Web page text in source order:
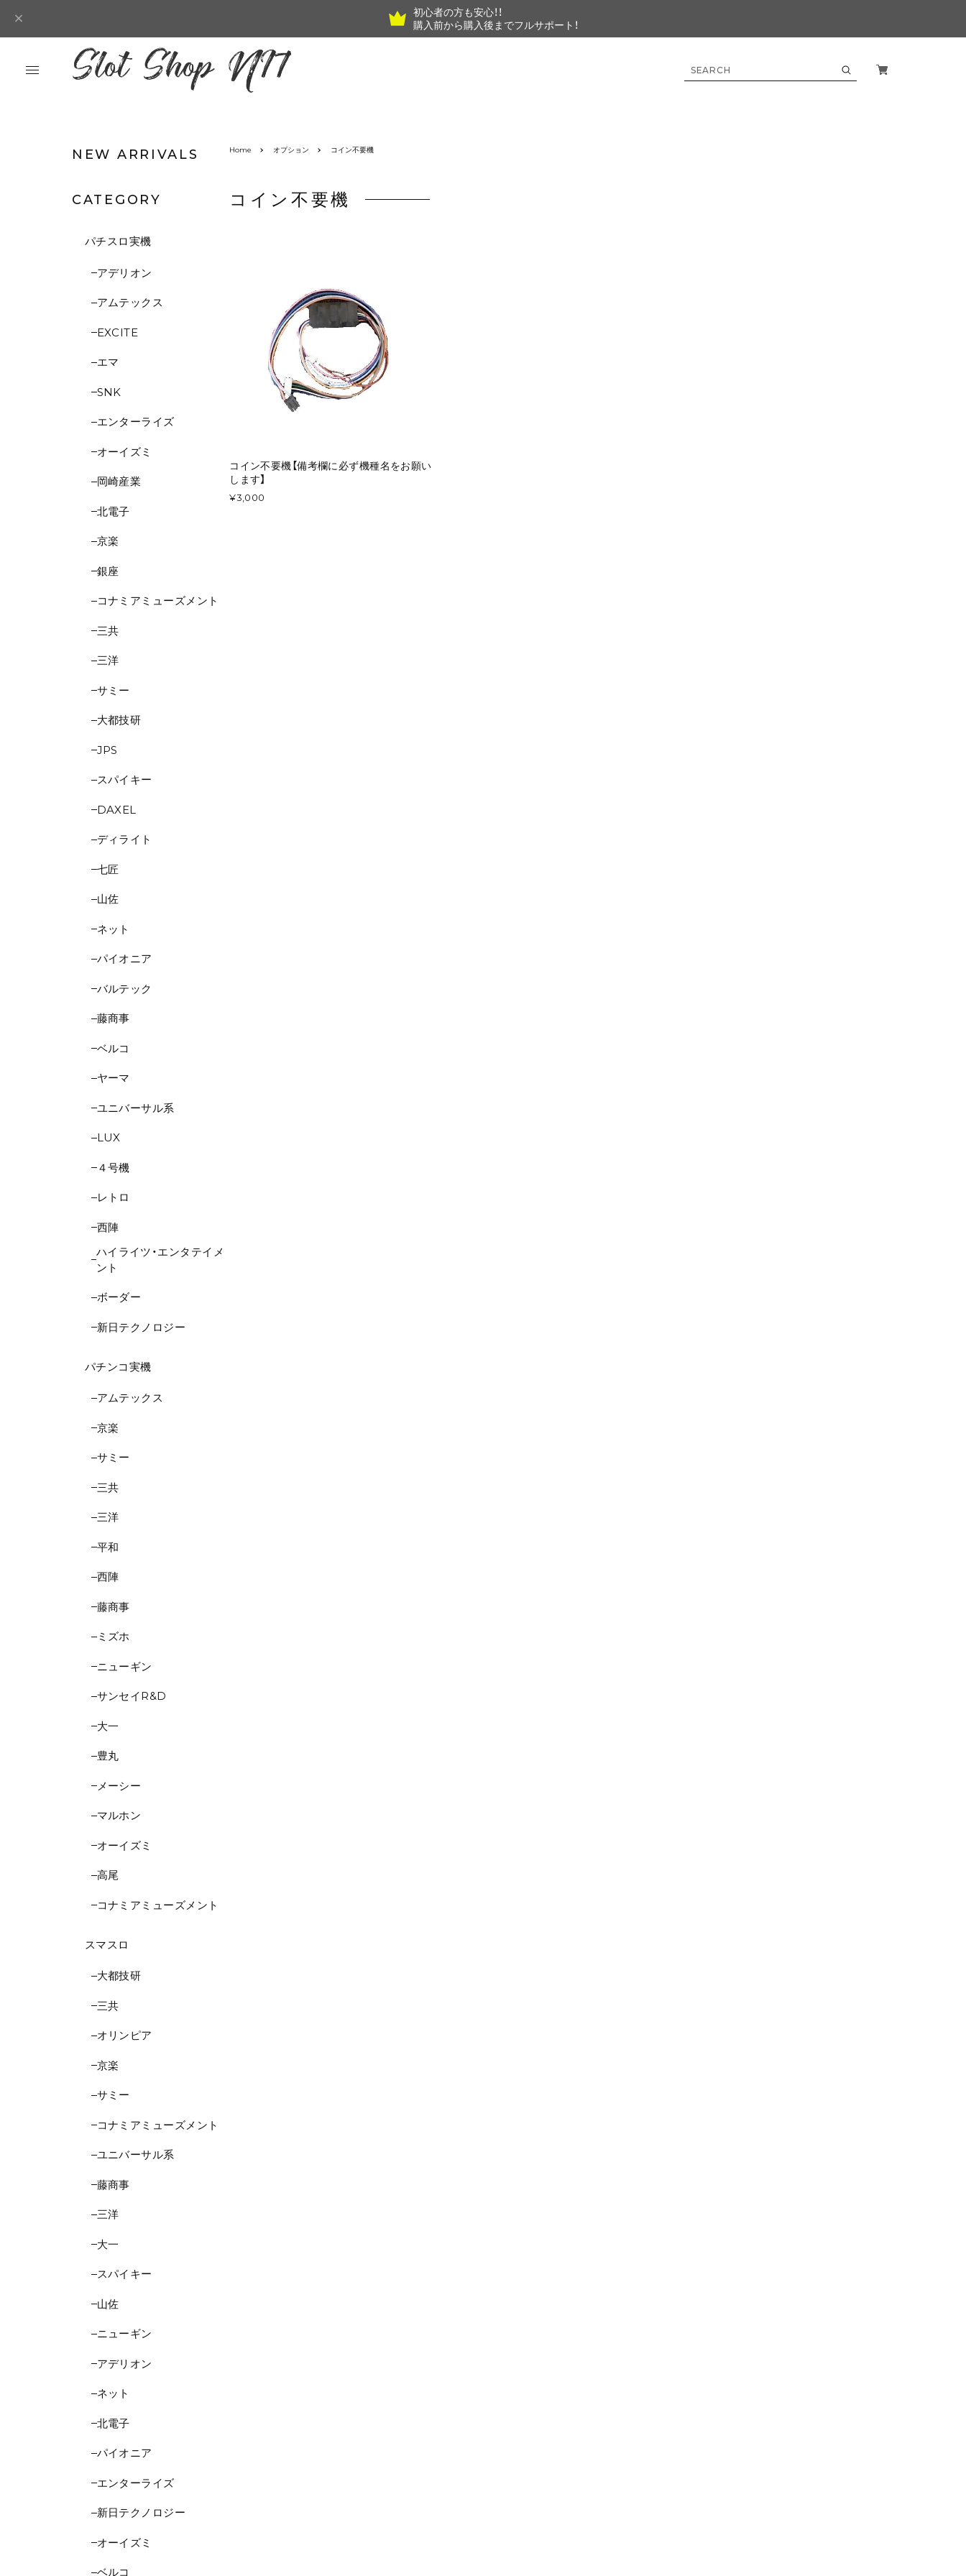
初心者の方も安心！！
購入前から購入後までフルサポート！
NEW ARRIVALS
CATEGORY
パチスロ実機
アデリオン
アムテックス
EXCITE
エマ
SNK
エンターライズ
オーイズミ
岡崎産業
北電子
京楽
銀座
コナミアミューズメント
三共
三洋
サミー
大都技研
JPS
スパイキー
DAXEL
ディライト
七匠
山佐
ネット
パイオニア
バルテック
藤商事
ベルコ
ヤーマ
ユニバーサル系
LUX
４号機
レトロ
西陣
ハイライツ・エンタテイメ
ント
ボーダー
新日テクノロジー
パチンコ実機
アムテックス
京楽
サミー
三共
三洋
平和
西陣
藤商事
ミズホ
ニューギン
サンセイR&D
大一
豊丸
メーシー
マルホン
オーイズミ
高尾
コナミアミューズメント
スマスロ
大都技研
三共
オリンピア
京楽
サミー
コナミアミューズメント
ユニバーサル系
藤商事
三洋
大一
スパイキー
山佐
ニューギン
アデリオン
ネット
北電子
パイオニア
エンターライズ
新日テクノロジー
オーイズミ
ベルコ
Home オプション コイン不要機
コイン不要機
コイン不要機【備考欄に必ず機種名をお願い
します】
¥3,000